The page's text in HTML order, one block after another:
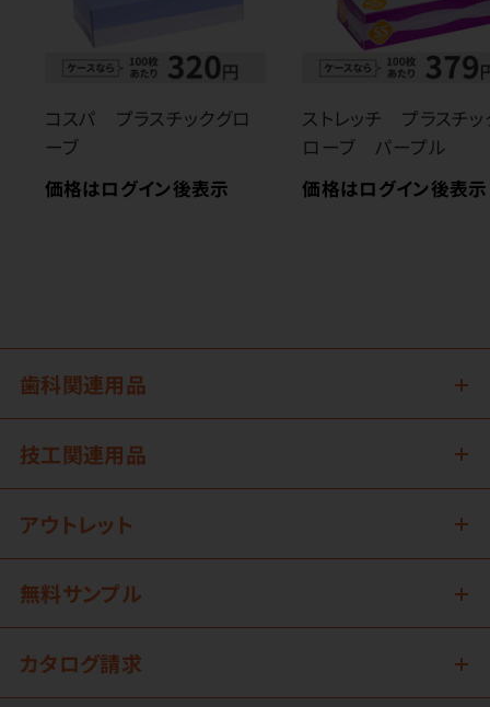
コスパ プラスチックグロ
ーブ
価格はログイン後表示
ストレッチ プラスチッ
ローブ パープル
価格はログイン後表示
歯科関連用品
技工関連用品
アウトレット
無料サンプル
カタログ請求